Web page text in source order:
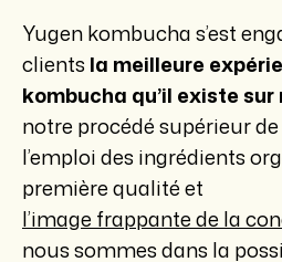
Yugen kombucha s’est
clients la meilleure
kombucha qu’il existe sur
notre procédé supérieur
l’emploi des ingrédients
première qualité et
l’image frappante de la
nous sommes dans la